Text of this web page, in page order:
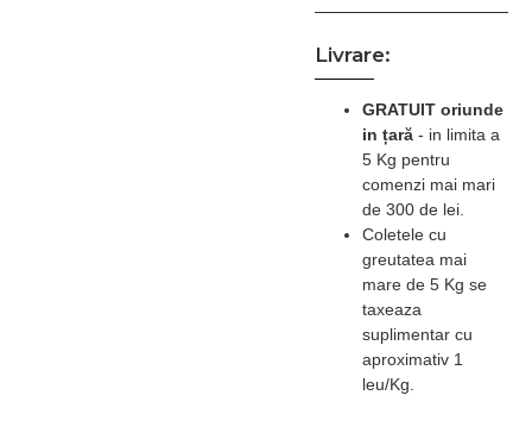
1(solutie):16(apa
distilata)
Perioada optima de
actiune:
Instrumentarul din metal
trebuie lasat cel putin 10
minute, dar nu mai mult
de 1 ora în solutia
dezinfectanta.
NU LASATI PESTE
Livrare:
GRATUIT oriunde
in țară - in limita a
5 Kg pentru
comenzi mai mari
de 300 de lei.
Coletele cu
greutatea mai
mare de 5 Kg se
taxeaza
suplimentar cu
aproximativ 1
leu/Kg.